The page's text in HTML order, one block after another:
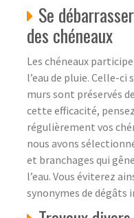
Se
des chéneaux
Les chéneaux
l’eau de pluie. Celle-ci
murs sont préservés
cette efficacité,
régulièrement vos
nous avons
et branchages qui
l’eau. Vous éviterez
synonymes de dégâts